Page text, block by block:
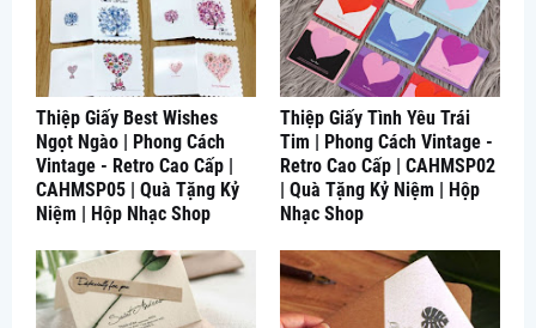
Thiệp Giấy Best Wishes
Ngọt Ngào | Phong Cách
Vintage - Retro Cao Cấp |
CAHMSP05 | Quà Tặng Kỷ
Niệm | Hộp Nhạc Shop
Thiệp Giấy Tình Yêu Trái
Tim | Phong Cách Vintage -
Retro Cao Cấp | CAHMSP02
| Quà Tặng Kỷ Niệm | Hộp
Nhạc Shop